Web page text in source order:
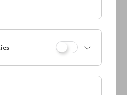
Sa 4.4.